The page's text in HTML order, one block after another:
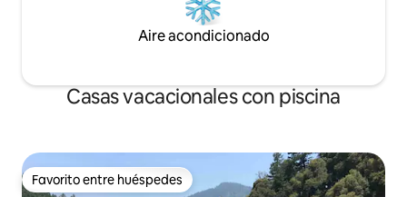
Aire acondicionado
Casas vacacionales con piscina
Favorito entre huéspedes
Favorito entre huéspedes